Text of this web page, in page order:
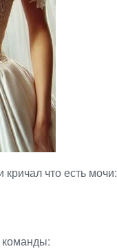
что есть мочи:
команды: